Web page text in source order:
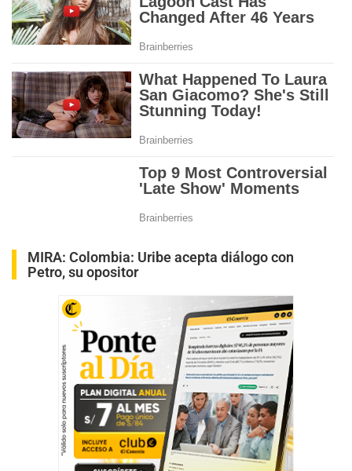
MIRA: Colombia: Uribe acepta diálogo con
Petro, su opositor